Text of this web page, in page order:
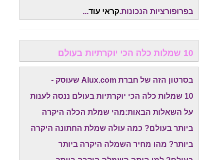
בפרופורציות הנכונות.קראי עוד...
10 שמלות כלה הכי יוקרתיות בעולם
בסרטון הזה של חברת Alux.com שעוסק -
10 שמלות כלה הכי יוקרתיות בעולם ננסה לענות
על השאלות הבאות:מהי שמלת הכלה היקרה
ביותר בעולם? כמה עולה שמלת החתונה היקרה
ביותר? מהו מחיר השמלה היקרה ביותר